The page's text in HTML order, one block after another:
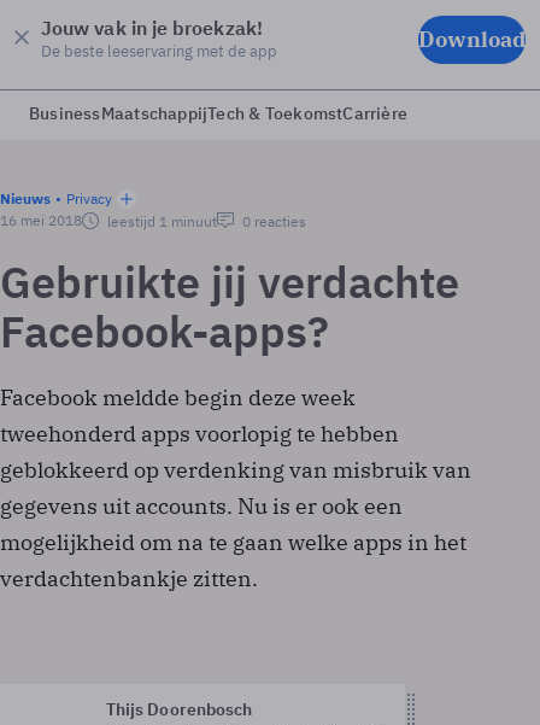
Jouw vak in je broekzak!
De beste leeservaring met de app Download
BusinessMaatschappijTech & ToekomstCarrière
Nieuws
Privacy
16 mei 2018
leestijd 1 minuut 0 reacties
Gebruikte jij verdachte
Facebook-apps?
Facebook meldde begin deze week
tweehonderd apps voorlopig te hebben
geblokkeerd op verdenking van misbruik van
gegevens uit accounts. Nu is er ook een
mogelijkheid om na te gaan welke apps in het
verdachtenbankje zitten.
Thijs Doorenbosch